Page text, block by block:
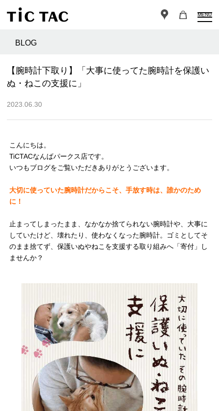
MENU
BLOG
【腕時計下取り】「大事に使ってた腕時計を保護い
ぬ・ねこの支援に」
2023.06.30
こんにちは。
TiCTACなんばパークス店です。
いつもブログをご覧いただきありがとうございます。
大切に使っていた腕時計だからこそ、手放す時は、誰かのため
に！
止まってしまったまま、なかなか捨てられない腕時計や、大事に
していたけど、壊れたり、使わなくなった腕時計。ゴミとしてそ
のまま捨てず、保護いぬやねこを支援する取り組みへ「寄付」し
ませんか？